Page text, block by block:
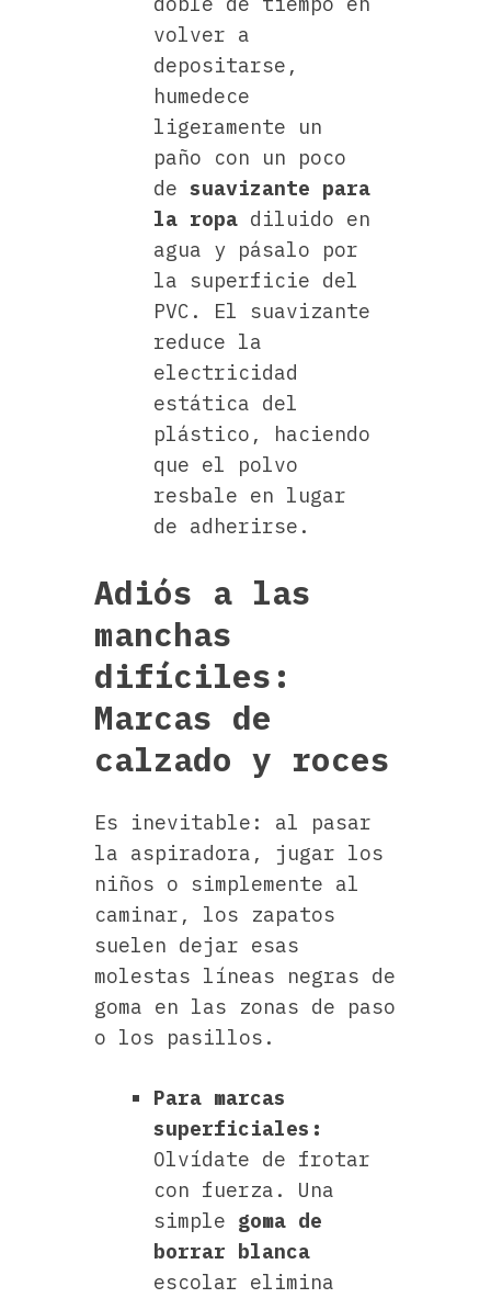
volver a
depositarse,
humedece
ligeramente un
paño con un poco
desuavizante para
la ropa diluido en
agua y pásalo por
la superficie del
PVC. El suavizante
reduce la
electricidad
estática del
plástico, haciendo
que el polvo
resbale en lugar
de adherirse.
Adiós a las
manchas
difíciles:
Marcas de
calzado y roces
Es inevitable: al pasar
la aspiradora, jugar los
niños o simplemente al
caminar, los zapatos
suelen dejar esas
molestas líneas negras de
goma en las zonas de paso
o los pasillos.
Para marcas
superficiales:
Olvídate de frotar
con fuerza. Una
simple goma de
borrar blanca
escolar elimina